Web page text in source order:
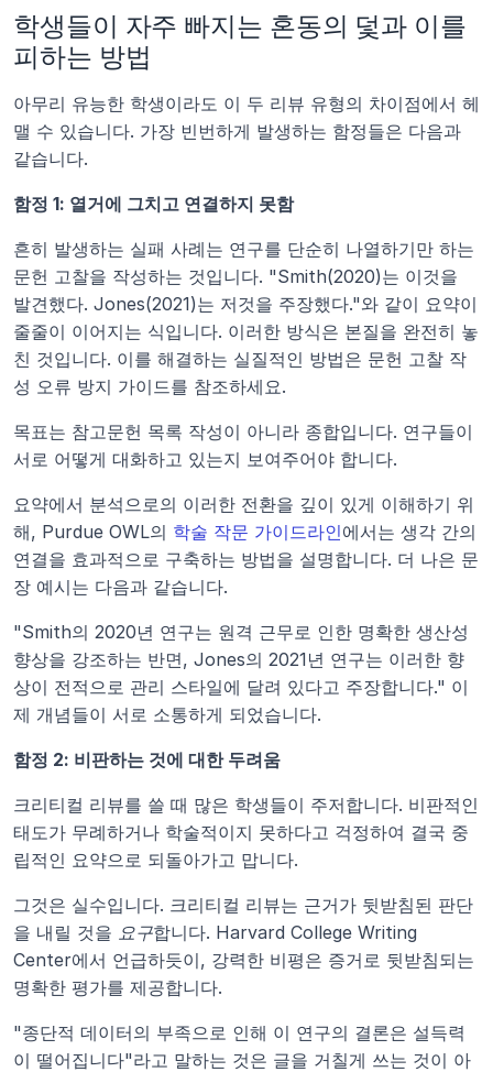
학생들이 자주 빠지는 혼동의 덫과 이를
피하는 방법
아무리 유능한 학생이라도 이 두 리뷰 유형의 차이점에서 헤
맬 수 있습니다. 가장 빈번하게 발생하는 함정들은 다음과
같습니다.
함정 1: 열거에 그치고 연결하지 못함
흔히 발생하는 실패 사례는 연구를 단순히 나열하기만 하는
문헌 고찰을 작성하는 것입니다. "Smith(2020)는 이것을
발견했다. Jones(2021)는 저것을 주장했다."와 같이 요약이
줄줄이 이어지는 식입니다. 이러한 방식은 본질을 완전히 놓
친 것입니다. 이를 해결하는 실질적인 방법은 문헌 고찰 작
성 오류 방지 가이드를 참조하세요.
목표는 참고문헌 목록 작성이 아니라 종합입니다. 연구들이
서로 어떻게 대화하고 있는지 보여주어야 합니다.
요약에서 분석으로의 이러한 전환을 깊이 있게 이해하기 위
해, Purdue OWL의 학술 작문 가이드라인에서는 생각 간의
연결을 효과적으로 구축하는 방법을 설명합니다. 더 나은 문
장 예시는 다음과 같습니다.
"Smith의 2020년 연구는 원격 근무로 인한 명확한 생산성
향상을 강조하는 반면, Jones의 2021년 연구는 이러한 향
상이 전적으로 관리 스타일에 달려 있다고 주장합니다." 이
제 개념들이 서로 소통하게 되었습니다.
함정 2: 비판하는 것에 대한 두려움
크리티컬 리뷰를 쓸 때 많은 학생들이 주저합니다. 비판적인
태도가 무례하거나 학술적이지 못하다고 걱정하여 결국 중
립적인 요약으로 되돌아가고 맙니다.
그것은 실수입니다. 크리티컬 리뷰는 근거가 뒷받침된 판단
을 내릴 것을 요구합니다. Harvard College Writing
Center에서 언급하듯이, 강력한 비평은 증거로 뒷받침되는
명확한 평가를 제공합니다.
"종단적 데이터의 부족으로 인해 이 연구의 결론은 설득력
이 떨어집니다"라고 말하는 것은 글을 거칠게 쓰는 것이 아